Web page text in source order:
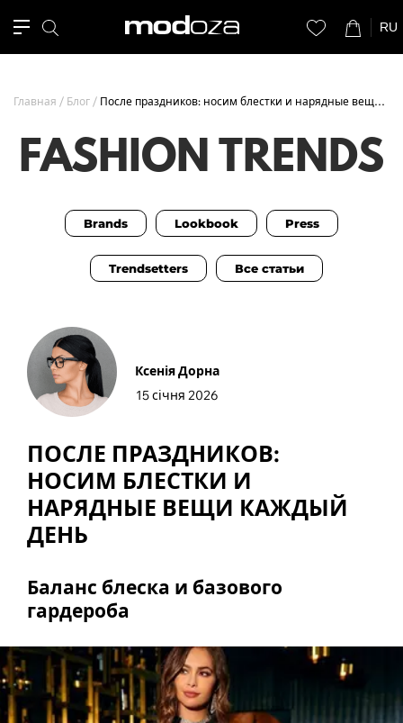
RU
Главная Блог После праздников: носим блестки и нарядные вещи каждый день
FASHION TRENDS
Brands Lookbook Press
Trendsetters Все статьи
ПОСЛЕ ПРАЗДНИКОВ:
НОСИМ БЛЕСТКИ И
НАРЯДНЫЕ ВЕЩИ КАЖДЫЙ
ДЕНЬ
Баланс блеска и базового
гардероба
Ксенія Дорна
15 січня 2026